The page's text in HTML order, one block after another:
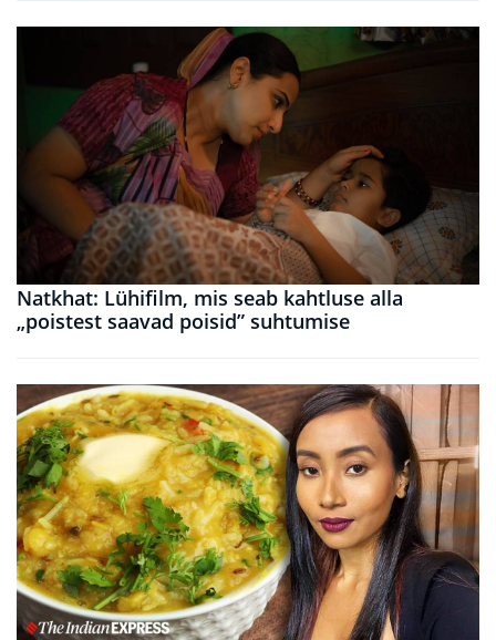
Natkhat: Lühifilm, mis seab kahtluse alla
„poistest saavad poisid” suhtumise